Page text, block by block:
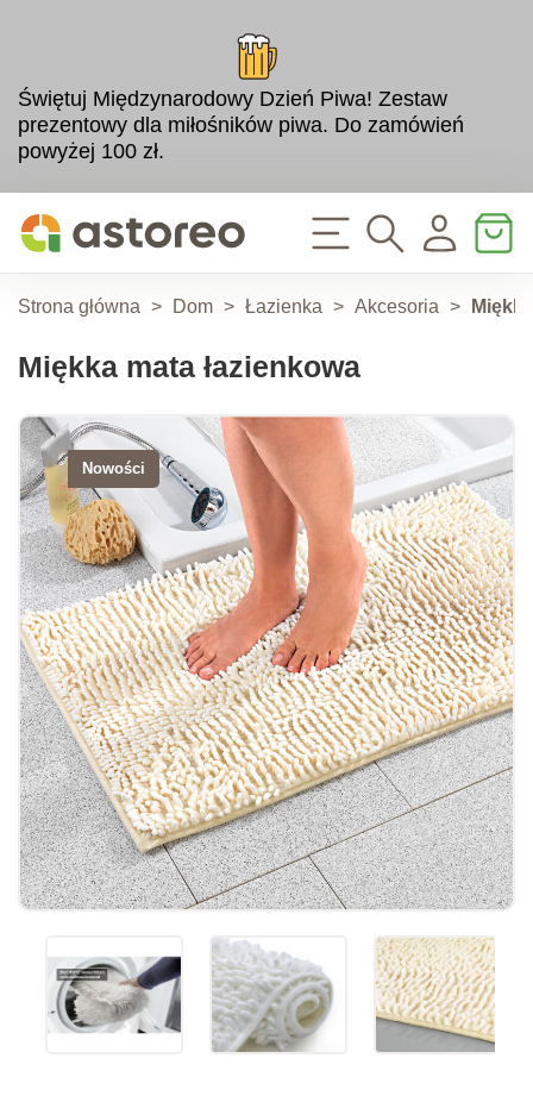
Świętuj Międzynarodowy Dzień Piwa! Zestaw
prezentowy dla miłośników piwa. Do zamówień
powyżej 100 zł.
Strona główna > Dom > Łazienka > Akcesoria >
Miękka mata łazienkowa
Nowości